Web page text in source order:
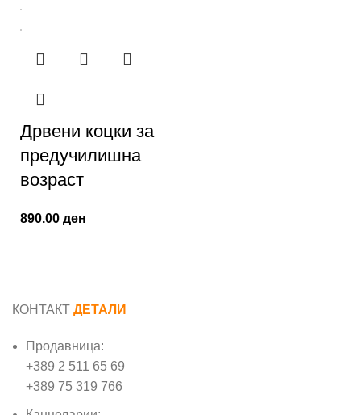
Дрвени коцки за
предучилишна
возраст
890.00 ден
КОНТАКТ ДЕТАЛИ
Продавница:
+389 2 511 65 69
+389 75 319 766